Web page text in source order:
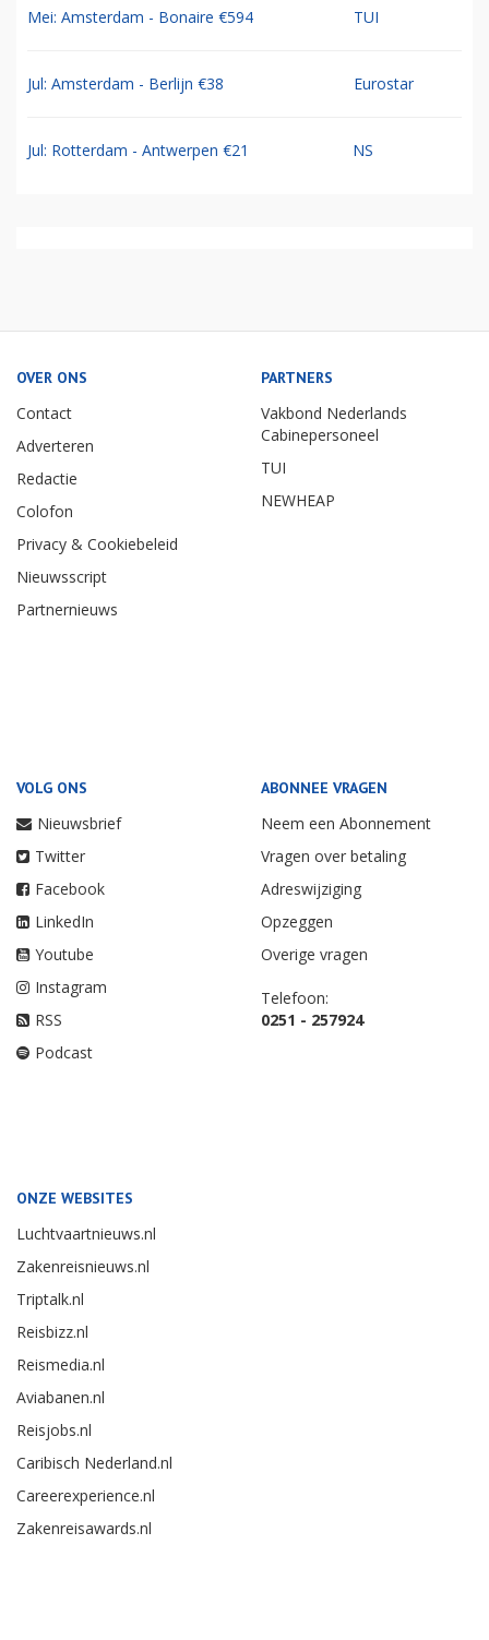
Mei: Amsterdam - Bonaire €594 TUI
Jul: Amsterdam - Berlijn €38 Eurostar
Jul: Rotterdam - Antwerpen €21 NS
OVER ONS
Contact
Adverteren
Redactie
Colofon
Privacy & Cookiebeleid
Nieuwsscript
Partnernieuws
PARTNERS
Vakbond Nederlands
Cabinepersoneel
TUI
NEWHEAP
VOLG ONS
Nieuwsbrief
Twitter
Facebook
LinkedIn
Youtube
Instagram
RSS
Podcast
ABONNEE VRAGEN
Neem een Abonnement
Vragen over betaling
Adreswijziging
Opzeggen
Overige vragen
Telefoon:
0251 - 257924
ONZE WEBSITES
Luchtvaartnieuws.nl
Zakenreisnieuws.nl
Triptalk.nl
Reisbizz.nl
Reismedia.nl
Aviabanen.nl
Reisjobs.nl
Caribisch Nederland.nl
Careerexperience.nl
Zakenreisawards.nl